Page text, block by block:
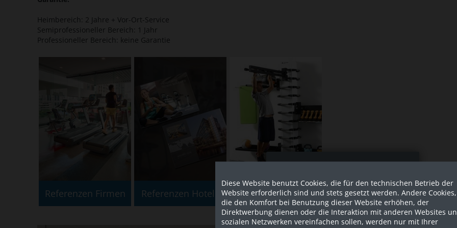
Heimbereich: 2 Jahre + Vor-Ort-Service
Semiprofessioneller Bereich: 1 Jahr
Professioneller Bereich: keine Garantie
Referenzen Firmen Referenzen Hotels Referenzen Crossfit
Diese Website benutzt Cookies, die für den technischen Betrieb der
Website erforderlich sind und stets gesetzt werden. Andere Cookies,
die den Komfort bei Benutzung dieser Website erhöhen, der
Direktwerbung dienen oder die Interaktion mit anderen Websites
sozialen Netzwerken vereinfachen sollen, werden nur mit Ihrer
Sind Sie als Firma hier?
Dies ist ein Händler Shop, Preise
werden in NETTO ausgespielt!
Ja ich bin eine Firma